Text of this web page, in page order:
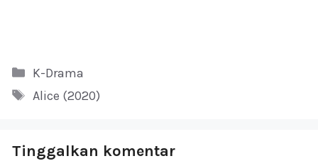
Kategori
K-Drama
Tag
Alice (2020)
Tinggalkan komentar